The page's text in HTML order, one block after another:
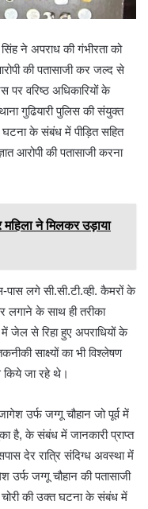
ने अपराध की गंभीरता को
की पतासाजी कर जल्द से
पर वरिष्ठ अधिकारियों के
गुढियारी पुलिस की संयुक्त
घटना के संबंध में पीड़ित सहित
आरोपी की पतासाजी करना
ने मिलकर उड़ाया
लगे सी.सी.टी.व्ही. कैमरों के
के साथ ही तरीका
जेल से रिहा हुए अपराधियों के
साक्ष्यों का भी विश्लेषण
किये जा रहे थे।
उर्फ जग्गू चौहान जो पूर्व में
है, के संबंध में जानकारी प्राप्त
देर रात्रि संदिग्ध अवस्था में
उर्फ जग्गू चौहान की पतासाजी
चोरी की उक्त घटना के संबंध में